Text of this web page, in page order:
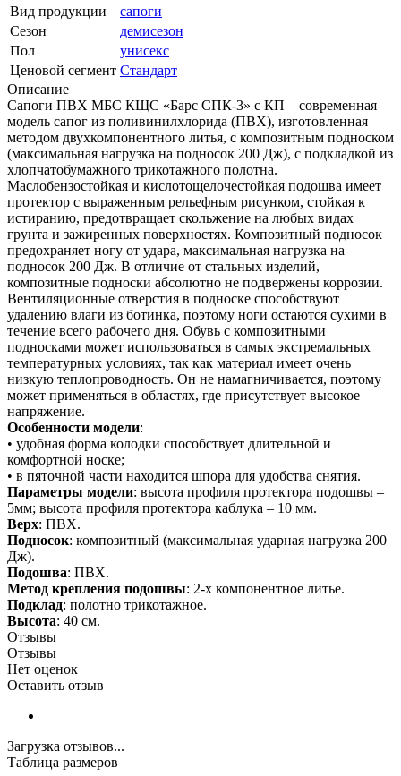
Вид продукции
сапоги
Сезон
демисезон
Пол
унисекс
Ценовой сегмент Стандарт
Описание
Сапоги ПВХ МБС КЩС «Барс СПК-3» с КП – современная
модель сапог из поливинилхлорида (ПВХ), изготовленная
методом двухкомпонентного литья, с композитным подноском
(максимальная нагрузка на подносок 200 Дж), с подкладкой из
хлопчатобумажного трикотажного полотна.
Маслобензостойкая и кислотощелочестойкая подошва имеет
протектор с выраженным рельефным рисунком, стойкая к
истиранию, предотвращает скольжение на любых видах
грунта и зажиренных поверхностях. Композитный подносок
предохраняет ногу от удара, максимальная нагрузка на
подносок 200 Дж. В отличие от стальных изделий,
композитные подноски абсолютно не подвержены коррозии.
Вентиляционные отверстия в подноске способствуют
удалению влаги из ботинка, поэтому ноги остаются сухими в
течение всего рабочего дня. Обувь с композитными
подносками может использоваться в самых экстремальных
температурных условиях, так как материал имеет очень
низкую теплопроводность. Он не намагничивается, поэтому
может применяться в областях, где присутствует высокое
напряжение.
Особенности модели:
• удобная форма колодки способствует длительной и
комфортной носке;
• в пяточной части находится шпора для удобства снятия.
Параметры модели: высота профиля протектора подошвы –
5мм; высота профиля протектора каблука – 10 мм.
Верх: ПВХ.
Подносок: композитный (максимальная ударная нагрузка 200
Дж).
Подошва: ПВХ.
Метод крепления подошвы: 2-х компонентное литье.
Подклад: полотно трикотажное.
Высота: 40 см.
Отзывы
Отзывы
Нет оценок
Оставить отзыв
Загрузка отзывов...
Таблица размеров